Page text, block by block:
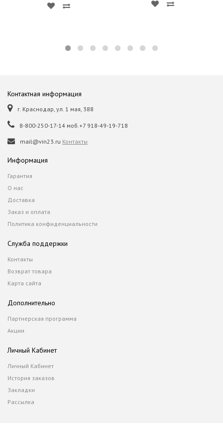
Контактная информация
г. Краснодар, ул. 1 мая, 388
8-800-250-17-14 моб.+7 918-49-19-718
mail@vin23.ru Контакты
Информация
Гарантия
О нас
Доставка
Заказ и оплата
Политика конфиденциальности
Служба поддержки
Контакты
Возврат товара
Карта сайта
Дополнительно
Партнерская программа
Акции
Личный Кабинет
Личный Кабинет
История заказов
Закладки
Рассылка